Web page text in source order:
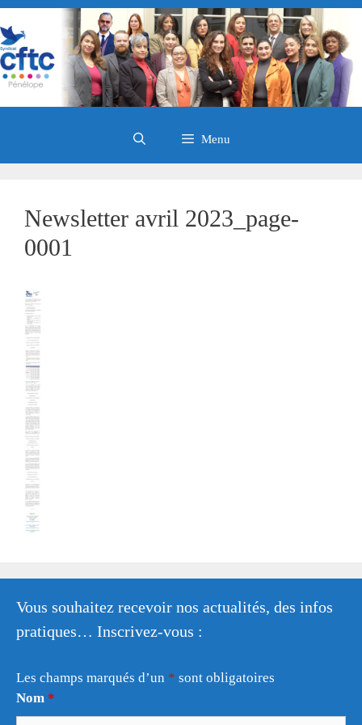
Aller
au
contenu
Menu
Newsletter avril 2023_page-
0001
Vous souhaitez recevoir nos actualités, des infos
pratiques… Inscrivez-vous :
Les champs marqués d’un * sont obligatoires
Nom *